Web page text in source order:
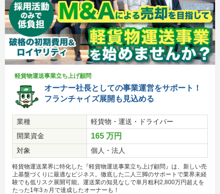
軽貨物運送事業立ち上げ顧問
オーナー社長としての事業運営をサポート！
フランチャイズ展開も見込める
業種
軽貨物・運送・ドライバー
開業資金
165 万円
対象 個人・法人
軽貨物運送業界に特化した『軽貨物運送事業立ち上げ顧問』は、新しい売
上基盤づくりに最適なビジネス。徹底した二人三脚のサポートで業界未経
験でも低リスク展開可能。運送業の知見なしで単月粗利2,800万円超えを
たった1年3ヵ月で達成したオーナーも！